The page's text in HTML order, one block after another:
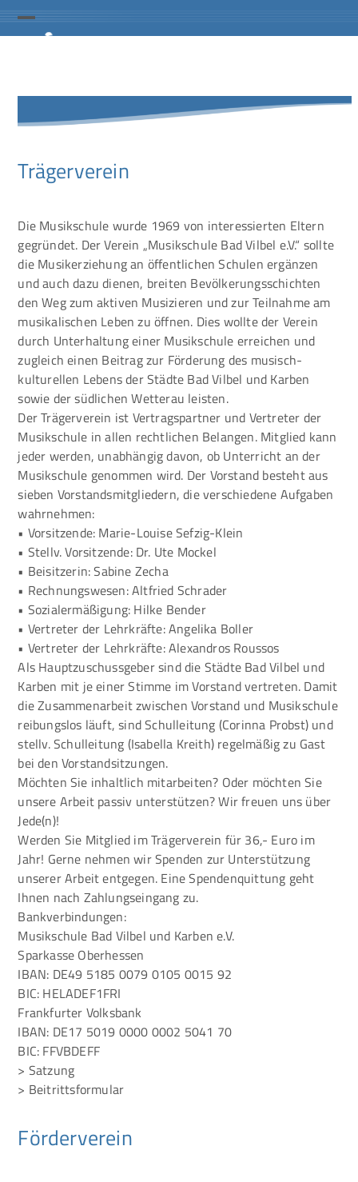
Skip
Open
Close
Trägerverein
Die Musikschule wurde 1969 von interessierten Eltern
gegründet. Der Verein „Musikschule Bad Vilbel e.V.“ sollte
die Musikerziehung an öffentlichen Schulen ergänzen
und auch dazu dienen, breiten Bevölkerungsschichten
den Weg zum aktiven Musizieren und zur Teilnahme am
musikalischen Leben zu öffnen. Dies wollte der Verein
durch Unterhaltung einer Musikschule erreichen und
zugleich einen Beitrag zur Förderung des musisch-
kulturellen Lebens der Städte Bad Vilbel und Karben
sowie der südlichen Wetterau leisten.
Der Trägerverein ist Vertragspartner und Vertreter der
Musikschule in allen rechtlichen Belangen. Mitglied kann
jeder werden, unabhängig davon, ob Unterricht an der
Musikschule genommen wird. Der Vorstand besteht aus
sieben Vorstandsmitgliedern, die verschiedene Aufgaben
wahrnehmen:
• Vorsitzende: Marie-Louise Sefzig-Klein
• Stellv. Vorsitzende: Dr. Ute Mockel
• Beisitzerin: Sabine Zecha
• Rechnungswesen: Altfried Schrader
• Sozialermäßigung: Hilke Bender
• Vertreter der Lehrkräfte: Angelika Boller
• Vertreter der Lehrkräfte: Alexandros Roussos
Als Hauptzuschussgeber sind die Städte Bad Vilbel und
Karben mit je einer Stimme im Vorstand vertreten. Damit
die Zusammenarbeit zwischen Vorstand und Musikschule
reibungslos läuft, sind Schulleitung (Corinna Probst) und
stellv. Schulleitung (Isabella Kreith) regelmäßig zu Gast
bei den Vorstandsitzungen.
Möchten Sie inhaltlich mitarbeiten? Oder möchten Sie
unsere Arbeit passiv unterstützen? Wir freuen uns über
Jede(n)!
Werden Sie Mitglied im Trägerverein für 36,- Euro im
Jahr! Gerne nehmen wir Spenden zur Unterstützung
unserer Arbeit entgegen. Eine Spendenquittung geht
Ihnen nach Zahlungseingang zu.
Bankverbindungen:
Musikschule Bad Vilbel und Karben e.V.
Sparkasse Oberhessen
IBAN: DE49 5185 0079 0105 0015 92
BIC: HELADEF1FRI
Frankfurter Volksbank
IBAN: DE17 5019 0000 0002 5041 70
BIC: FFVBDEFF
> Satzung
> Beitrittsformular
Förderverein